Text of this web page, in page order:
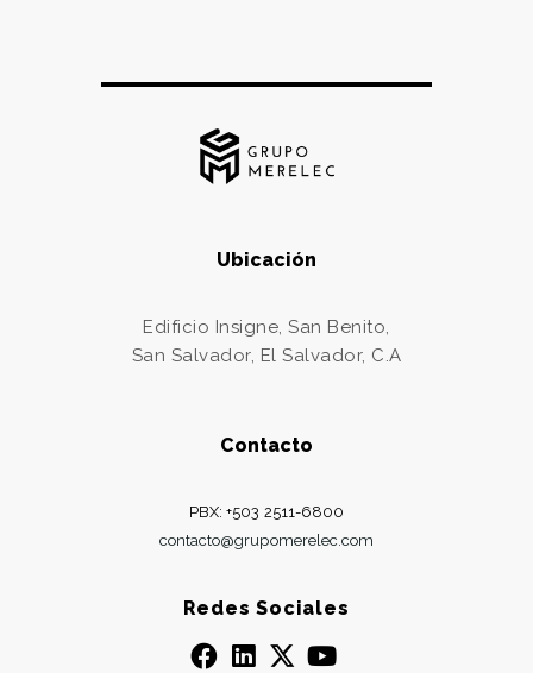
Ubicación
Edificio Insigne, San Benito,
San Salvador, El Salvador, C.A
Contacto
PBX: +503 2511-6800
contacto@grupomerelec.com
Redes Sociales